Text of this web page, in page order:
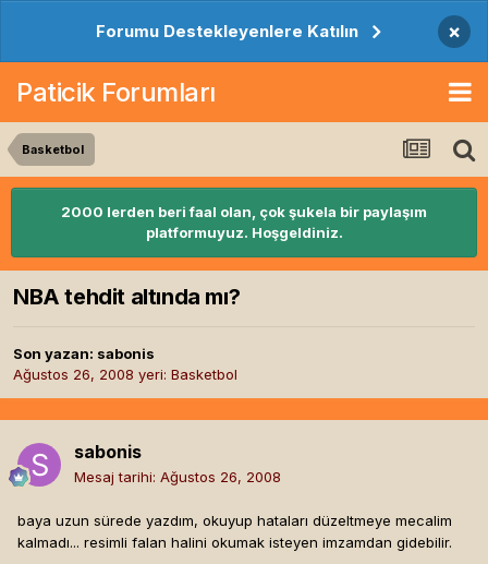
Forumu Destekleyenlere Katılın ×
Paticik Forumları
Basketbol
2000 lerden beri faal olan, çok şukela bir paylaşım
platformuyuz. Hoşgeldiniz.
NBA tehdit altında mı?
Son yazan: sabonis
Ağustos 26, 2008 yeri: Basketbol
sabonis
Mesaj tarihi: Ağustos 26, 2008
baya uzun sürede yazdım, okuyup hataları düzeltmeye mecalim
kalmadı... resimli falan halini okumak isteyen imzamdan gidebilir.